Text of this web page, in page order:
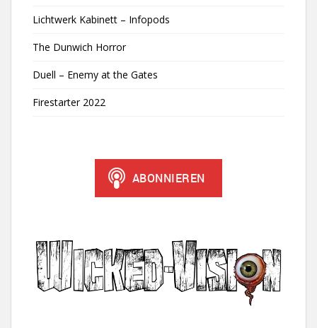
Lichtwerk Kabinett – Infopods
The Dunwich Horror
Duell – Enemy at the Gates
Firestarter 2022